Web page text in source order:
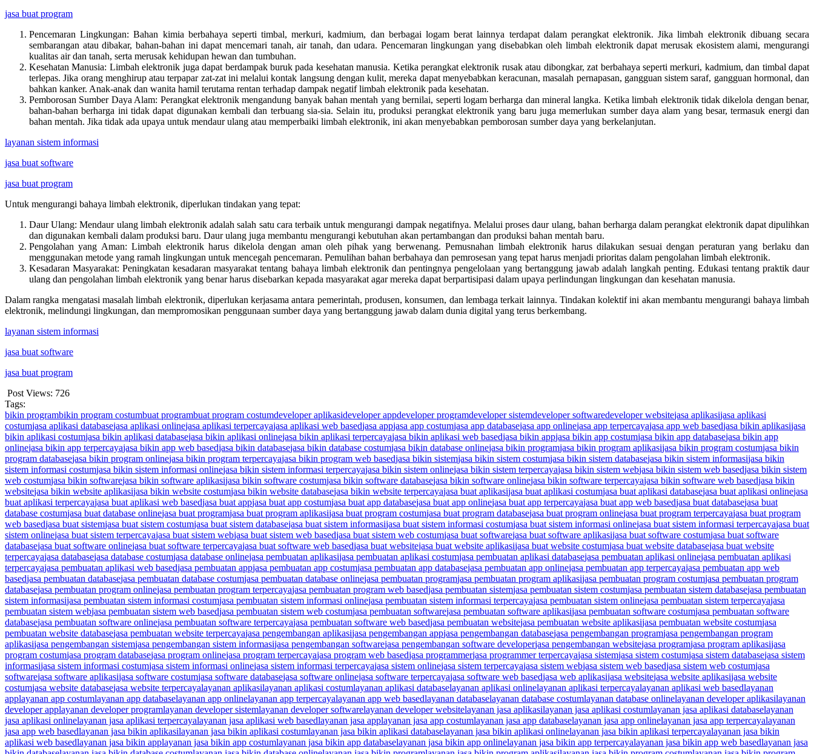
jasa buat program
Pencemaran Lingkungan: Bahan kimia berbahaya seperti timbal, merkuri, kadmium, dan berbagai logam berat lainnya terdapat dalam perangkat elektronik. Jika limbah elektronik dibuang secara
sembarangan atau dibakar, bahan-bahan ini dapat mencemari tanah, air tanah, dan udara. Pencemaran lingkungan yang disebabkan oleh limbah elektronik dapat merusak ekosistem alami, mengurangi
kualitas air dan tanah, serta merusak kehidupan hewan dan tumbuhan.
Kesehatan Manusia: Limbah elektronik juga dapat berdampak buruk pada kesehatan manusia. Ketika perangkat elektronik rusak atau dibongkar, zat berbahaya seperti merkuri, kadmium, dan timbal dapat
terlepas. Jika orang menghirup atau terpapar zat-zat ini melalui kontak langsung dengan kulit, mereka dapat menyebabkan keracunan, masalah pernapasan, gangguan sistem saraf, gangguan hormonal, dan
bahkan kanker. Anak-anak dan wanita hamil terutama rentan terhadap dampak negatif limbah elektronik pada kesehatan.
Pemborosan Sumber Daya Alam: Perangkat elektronik mengandung banyak bahan mentah yang bernilai, seperti logam berharga dan mineral langka. Ketika limbah elektronik tidak dikelola dengan benar,
bahan-bahan berharga ini tidak dapat digunakan kembali dan terbuang sia-sia. Selain itu, produksi perangkat elektronik yang baru juga memerlukan sumber daya alam yang besar, termasuk energi dan
bahan mentah. Jika tidak ada upaya untuk mendaur ulang atau memperbaiki limbah elektronik, ini akan menyebabkan pemborosan sumber daya yang berkelanjutan.
layanan sistem informasi
jasa buat software
jasa buat program
Untuk mengurangi bahaya limbah elektronik, diperlukan tindakan yang tepat:
Daur Ulang: Mendaur ulang limbah elektronik adalah salah satu cara terbaik untuk mengurangi dampak negatifnya. Melalui proses daur ulang, bahan berharga dalam perangkat elektronik dapat dipulihkan
dan digunakan kembali dalam produksi baru. Daur ulang juga membantu mengurangi kebutuhan akan pertambangan dan produksi bahan mentah baru.
Pengolahan yang Aman: Limbah elektronik harus dikelola dengan aman oleh pihak yang berwenang. Pemusnahan limbah elektronik harus dilakukan sesuai dengan peraturan yang berlaku dan
menggunakan metode yang ramah lingkungan untuk mencegah pencemaran. Pemulihan bahan berbahaya dan pemrosesan yang tepat harus menjadi prioritas dalam pengolahan limbah elektronik.
Kesadaran Masyarakat: Peningkatan kesadaran masyarakat tentang bahaya limbah elektronik dan pentingnya pengelolaan yang bertanggung jawab adalah langkah penting. Edukasi tentang praktik daur
ulang dan pengolahan limbah elektronik yang benar harus disebarkan kepada masyarakat agar mereka dapat berpartisipasi dalam upaya perlindungan lingkungan dan kesehatan manusia.
Dalam rangka mengatasi masalah limbah elektronik, diperlukan kerjasama antara pemerintah, produsen, konsumen, dan lembaga terkait lainnya. Tindakan kolektif ini akan membantu mengurangi bahaya limbah
elektronik, melindungi lingkungan, dan mempromosikan penggunaan sumber daya yang bertanggung jawab dalam dunia digital yang terus berkembang.
layanan sistem informasi
jasa buat software
jasa buat program
Post Views: 726
Tags:
bikin programbikin program costumbuat programbuat program costumdeveloper aplikasideveloper appdeveloper programdeveloper sistemdeveloper softwaredeveloper websitejasa aplikasijasa aplikasi
costumjasa aplikasi databasejasa aplikasi onlinejasa aplikasi terpercayajasa aplikasi web basedjasa appjasa app costumjasa app databasejasa app onlinejasa app terpercayajasa app web basedjasa bikin aplikasijasa
bikin aplikasi costumjasa bikin aplikasi databasejasa bikin aplikasi onlinejasa bikin aplikasi terpercayajasa bikin aplikasi web basedjasa bikin appjasa bikin app costumjasa bikin app databasejasa bikin app
onlinejasa bikin app terpercayajasa bikin app web basedjasa bikin databasejasa bikin database costumjasa bikin database onlinejasa bikin programjasa bikin program aplikasijasa bikin program costumjasa bikin
program databasejasa bikin program onlinejasa bikin program terpercayajasa bikin program web basedjasa bikin sistemjasa bikin sistem costumjasa bikin sistem databasejasa bikin sistem informasijasa bikin
sistem informasi costumjasa bikin sistem informasi onlinejasa bikin sistem informasi terpercayajasa bikin sistem onlinejasa bikin sistem terpercayajasa bikin sistem webjasa bikin sistem web basedjasa bikin sistem
web costumjasa bikin softwarejasa bikin software aplikasijasa bikin software costumjasa bikin software databasejasa bikin software onlinejasa bikin software terpercayajasa bikin software web basedjasa bikin
websitejasa bikin website aplikasijasa bikin website costumjasa bikin website databasejasa bikin website terpercayajasa buat aplikasijasa buat aplikasi costumjasa buat aplikasi databasejasa buat aplikasi onlinejasa
buat aplikasi terpercayajasa buat aplikasi web basedjasa buat appjasa buat app costumjasa buat app databasejasa buat app onlinejasa buat app terpercayajasa buat app web basedjasa buat databasejasa buat
database costumjasa buat database onlinejasa buat programjasa buat program aplikasijasa buat program costumjasa buat program databasejasa buat program onlinejasa buat program terpercayajasa buat program
web basedjasa buat sistemjasa buat sistem costumjasa buat sistem databasejasa buat sistem informasijasa buat sistem informasi costumjasa buat sistem informasi onlinejasa buat sistem informasi terpercayajasa buat
sistem onlinejasa buat sistem terpercayajasa buat sistem webjasa buat sistem web basedjasa buat sistem web costumjasa buat softwarejasa buat software aplikasijasa buat software costumjasa buat software
databasejasa buat software onlinejasa buat software terpercayajasa buat software web basedjasa buat websitejasa buat website aplikasijasa buat website costumjasa buat website databasejasa buat website
terpercayajasa databasejasa database costumjasa database onlinejasa pembuatan aplikasijasa pembuatan aplikasi costumjasa pembuatan aplikasi databasejasa pembuatan aplikasi onlinejasa pembuatan aplikasi
terpercayajasa pembuatan aplikasi web basedjasa pembuatan appjasa pembuatan app costumjasa pembuatan app databasejasa pembuatan app onlinejasa pembuatan app terpercayajasa pembuatan app web
basedjasa pembuatan databasejasa pembuatan database costumjasa pembuatan database onlinejasa pembuatan programjasa pembuatan program aplikasijasa pembuatan program costumjasa pembuatan program
databasejasa pembuatan program onlinejasa pembuatan program terpercayajasa pembuatan program web basedjasa pembuatan sistemjasa pembuatan sistem costumjasa pembuatan sistem databasejasa pembuatan
sistem informasijasa pembuatan sistem informasi costumjasa pembuatan sistem informasi onlinejasa pembuatan sistem informasi terpercayajasa pembuatan sistem onlinejasa pembuatan sistem terpercayajasa
pembuatan sistem webjasa pembuatan sistem web basedjasa pembuatan sistem web costumjasa pembuatan softwarejasa pembuatan software aplikasijasa pembuatan software costumjasa pembuatan software
databasejasa pembuatan software onlinejasa pembuatan software terpercayajasa pembuatan software web basedjasa pembuatan websitejasa pembuatan website aplikasijasa pembuatan website costumjasa
pembuatan website databasejasa pembuatan website terpercayajasa pengembangan aplikasijasa pengembangan appjasa pengembangan databasejasa pengembangan programjasa pengembangan program
aplikasijasa pengembangan sistemjasa pengembangan sistem informasijasa pengembangan softwarejasa pengembangan software developerjasa pengembangan websitejasa programjasa program aplikasijasa
program costumjasa program databasejasa program onlinejasa program terpercayajasa program web basedjasa programmerjasa programmer terpercayajasa sistemjasa sistem costumjasa sistem databasejasa sistem
informasijasa sistem informasi costumjasa sistem informasi onlinejasa sistem informasi terpercayajasa sistem onlinejasa sistem terpercayajasa sistem webjasa sistem web basedjasa sistem web costumjasa
softwarejasa software aplikasijasa software costumjasa software databasejasa software onlinejasa software terpercayajasa software web basedjasa web aplikasijasa websitejasa website aplikasijasa website
costumjasa website databasejasa website terpercayalayanan aplikasilayanan aplikasi costumlayanan aplikasi databaselayanan aplikasi onlinelayanan aplikasi terpercayalayanan aplikasi web basedlayanan
applayanan app costumlayanan app databaselayanan app onlinelayanan app terpercayalayanan app web basedlayanan databaselayanan database costumlayanan database onlinelayanan developer aplikasilayanan
developer applayanan developer programlayanan developer sistemlayanan developer softwarelayanan developer websitelayanan jasa aplikasilayanan jasa aplikasi costumlayanan jasa aplikasi databaselayanan
jasa aplikasi onlinelayanan jasa aplikasi terpercayalayanan jasa aplikasi web basedlayanan jasa applayanan jasa app costumlayanan jasa app databaselayanan jasa app onlinelayanan jasa app terpercayalayanan
jasa app web basedlayanan jasa bikin aplikasilayanan jasa bikin aplikasi costumlayanan jasa bikin aplikasi databaselayanan jasa bikin aplikasi onlinelayanan jasa bikin aplikasi terpercayalayanan jasa bikin
aplikasi web basedlayanan jasa bikin applayanan jasa bikin app costumlayanan jasa bikin app databaselayanan jasa bikin app onlinelayanan jasa bikin app terpercayalayanan jasa bikin app web basedlayanan jasa